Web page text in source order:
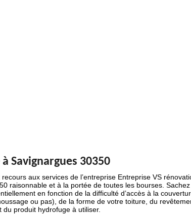
Savignargues 30350
aux services de l’entreprise Entreprise VS
raisonnable et à la portée de toutes les bourses.
en fonction de la difficulté d’accès à la
ou pas), de la forme de votre toiture, du
produit hydrofuge à utiliser.